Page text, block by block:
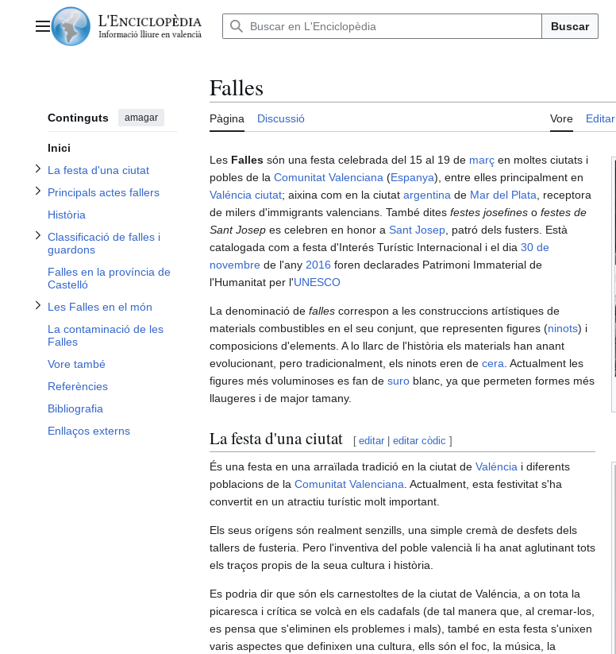
contingutMenú principal Buscar
Continguts amagar
Inici
La festa d'una ciutat
Alternar subsecció La festa d'una ciutat
Principals actes fallers
Alternar subsecció Principals actes fallers
Història
Classificació de falles i
guardons
Alternar subsecció Classificació de falles i guardons
Falles en la província de
Castelló
Les Falles en el món
Alternar subsecció Les Falles en el món
La contaminació de les
Falles
Vore també
Referències
Bibliografia
Enllaços externs
Falles
Pàgina Discussió Vore Editar
Les Falles són una festa celebrada del 15 al 19 de març en moltes ciutats i
pobles de la Comunitat Valenciana (Espanya), entre elles principalment en
Valéncia ciutat; aixina com en la ciutat argentina de Mar del Plata , receptora
de milers d'immigrants valencians. També dites festes josefines o festes de
Sant Josep es celebren en honor a Sant Josep , patró dels fusters. Està
catalogada com a festa d'Interés Turístic Internacional i el dia 30 de
novembre de l'any 2016 foren declarades Patrimoni Immaterial de
l'Humanitat per l'UNESCO
La denominació de falles correspon a les construccions artístiques de
materials combustibles en el seu conjunt, que representen figures (ninots) i
composicions d'elements. A lo llarc de l'història els materials han anant
evolucionant, pero tradicionalment, els ninots eren de cera . Actualment les
figures més voluminoses es fan de suro blanc, ya que permeten formes més
llaugeres i de major tamany.
La festa d'una ciutat [ editar |editar còdic ]
És una festa en una arraïlada tradició en la ciutat de Valéncia i diferents
poblacions de la Comunitat Valenciana . Actualment, esta festivitat s'ha
convertit en un atractiu turístic molt important.
Els seus orígens són realment senzills, una simple cremà de desfets dels
tallers de fusteria. Pero l'inventiva del poble valencià li ha anat aglutinant tots
els traços propis de la seua cultura i història.
Es podria dir que són els carnestoltes de la ciutat de Valéncia, a on tota la
picaresca i crítica se volcà en els cadafals (de tal manera que, al cremar-los,
es pensa que s'eliminen els problemes i mals), també en esta festa s'unixen
varis aspectes que definixen una cultura, ells són el foc, la música, la